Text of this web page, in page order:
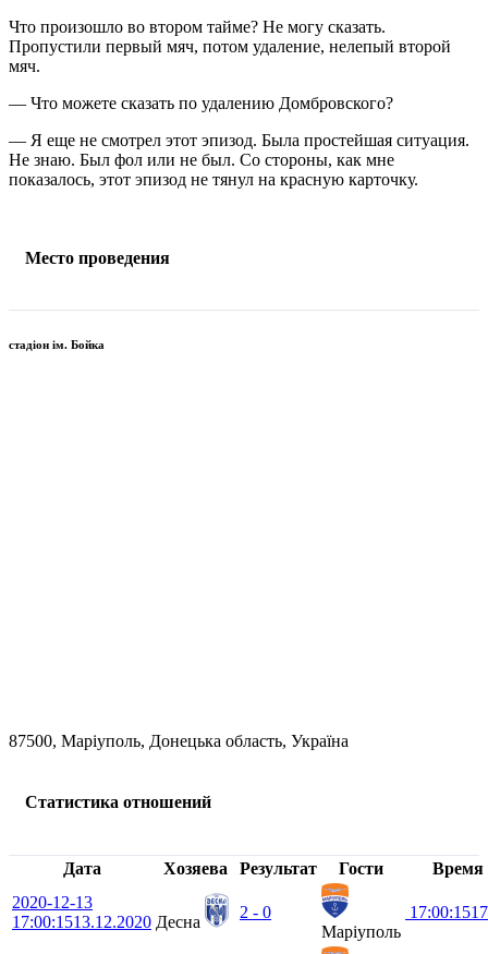
Что произошло во втором тайме? Не могу сказать.
Пропустили первый мяч, потом удаление, нелепый второй
мяч.
— Что можете сказать по удалению Домбровского?
— Я еще не смотрел этот эпизод. Была простейшая ситуация.
Не знаю. Был фол или не был. Со стороны, как мне
показалось, этот эпизод не тянул на красную карточку.
Место проведения
стадіон ім. Бойка
87500, Маріуполь, Донецька область, Україна
Статистика отношений
Дата Хозяева Результат Гости
Время
2020-12-13
17:00:1513.12.2020 Десна
2 - 0
Маріуполь
17:00:15